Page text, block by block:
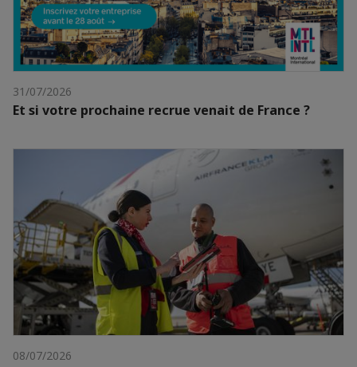
31/07/2026
Et si votre prochaine recrue venait de France ?
08/07/2026